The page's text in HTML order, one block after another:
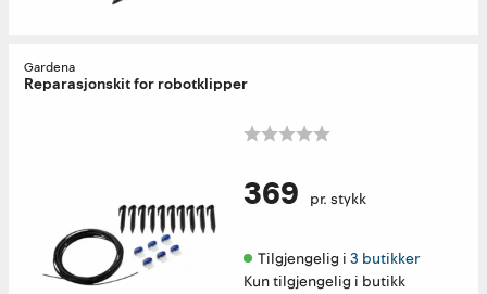
Gardena
Reparasjonskit for robotklipper
369 pr. stykk
Tilgjengelig i 3 butikker
Kun tilgjengelig i butikk